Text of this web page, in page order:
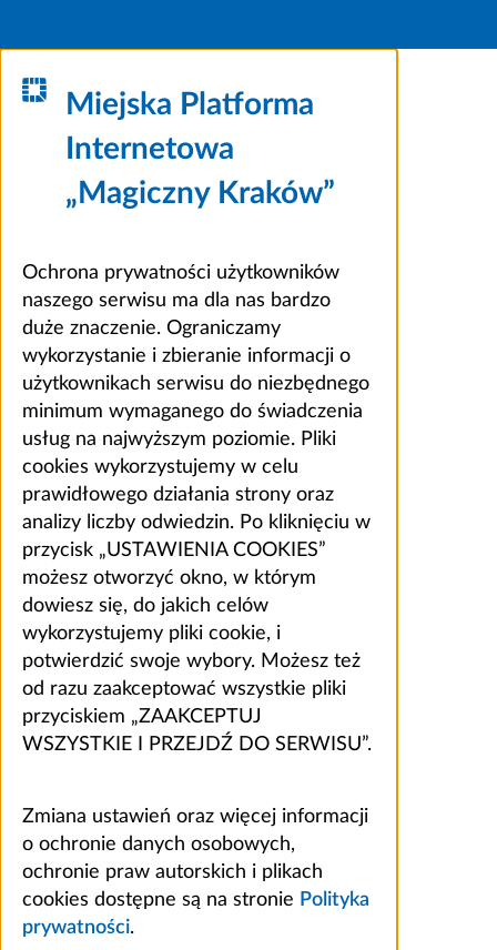
Miejska Platforma
Internetowa
„Magiczny Kraków”
Ochrona prywatności użytkowników
naszego serwisu ma dla nas bardzo
duże znaczenie. Ograniczamy
wykorzystanie i zbieranie informacji o
użytkownikach serwisu do niezbędnego
minimum wymaganego do świadczenia
usług na najwyższym poziomie. Pliki
cookies wykorzystujemy w celu
prawidłowego działania strony oraz
analizy liczby odwiedzin. Po kliknięciu w
przycisk „USTAWIENIA COOKIES”
możesz otworzyć okno, w którym
dowiesz się, do jakich celów
wykorzystujemy pliki cookie, i
potwierdzić swoje wybory. Możesz też
od razu zaakceptować wszystkie pliki
przyciskiem „ZAAKCEPTUJ
WSZYSTKIE I PRZEJDŹ DO SERWISU”.
Zmiana ustawień oraz więcej informacji
o ochronie danych osobowych,
ochronie praw autorskich i plikach
cookies dostępne są na stronie Polityka
prywatności.